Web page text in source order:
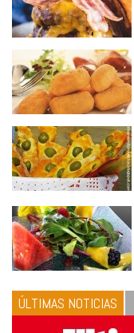
ÚLTIMAS NOTICIAS